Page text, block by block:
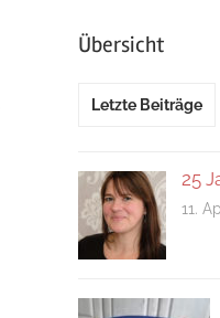
Übersicht
Letzte Beiträge
25
11.